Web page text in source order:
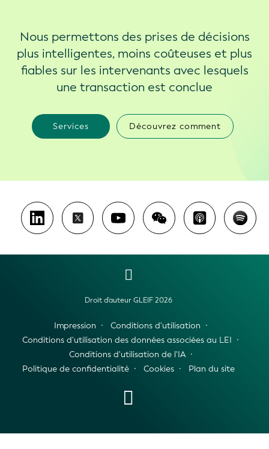
Nous permettons des prises de décisions
plus intelligentes, moins coûteuses et plus
fiables sur les intervenants avec lesquels
une transaction est conclue
Services Découvrez comment
Droit d'auteur GLEIF 2026
Impression
Conditions d'utilisation
Conditions d'utilisation des données associées au LEI
Conditions d'utilisation de l'IA
Politique de confidentialité
Cookies Plan du site